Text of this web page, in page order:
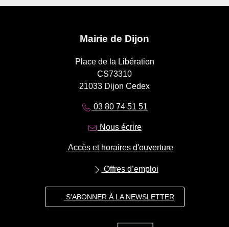
Mairie de Dijon
Place de la Libération
CS73310
21033 Dijon Cedex
03 80 74 51 51
Nous écrire
Accès et horaires d'ouverture
Offres d’emploi
S'ABONNER À LA NEWSLETTER